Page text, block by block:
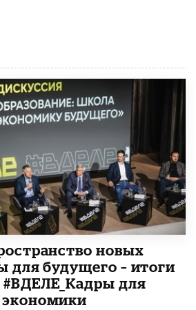
новых
для будущего – итоги
для